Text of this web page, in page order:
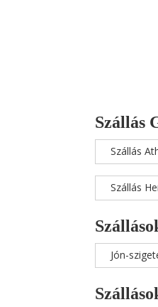
Szállás
Szállás
Szállás
Jón-